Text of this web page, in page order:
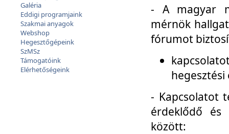
Galéria
Eddigi programjaink
Szakmai anyagok
Webshop
Hegesztőgépeink
SzMSz
Támogatóink
Elérhetőségeink
- A magyar
mérnök
fórumot
- Kapcsolatot
érdeklődő és
között: